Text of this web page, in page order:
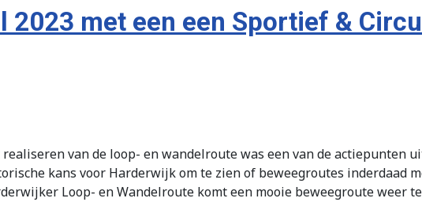
2023 met een een Sportief &
realiseren van de loop- en wandelroute was een van de actiepunten
kans voor Harderwijk om te zien of beweegroutes inderdaad
Loop- en Wandelroute komt een mooie beweegroute weer